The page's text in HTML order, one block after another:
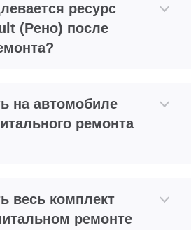
ресурс
(Рено) после
на автомобиле
ремонта
весь комплект
ремонте